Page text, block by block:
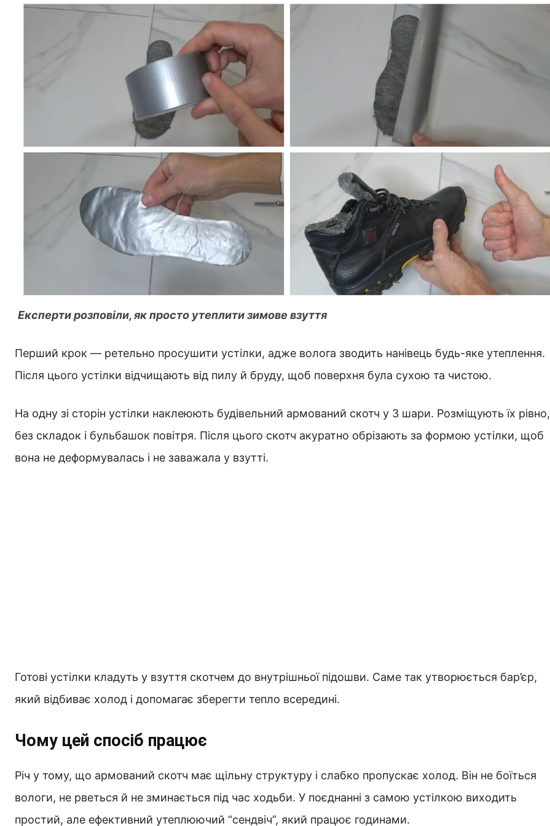
Експерти розповіли, як просто утеплити зимове взуття
Перший крок — ретельно просушити устілки, адже волога зводить нанівець будь-яке утеплення.
Після цього устілки відчищають від пилу й бруду, щоб поверхня була сухою та чистою.
На одну зі сторін устілки наклеюють будівельний армований скотч у 3 шари. Розміщують їх рівно,
без складок і бульбашок повітря. Після цього скотч акуратно обрізають за формою устілки, щоб
вона не деформувалась і не заважала у взутті.
Готові устілки кладуть у взуття скотчем до внутрішньої підошви. Саме так утворюється бар’єр,
який відбиває холод і допомагає зберегти тепло всередині.
Чому цей спосіб працює
Річ у тому, що армований скотч має щільну структуру і слабко пропускає холод. Він не боїться
вологи, не рветься й не зминається під час ходьби. У поєднанні з самою устілкою виходить
простий, але ефективний утеплюючий “сендвіч”, який працює годинами.